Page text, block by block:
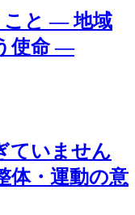
こと ― 地域
使命 ―
ていません
体・運動の意